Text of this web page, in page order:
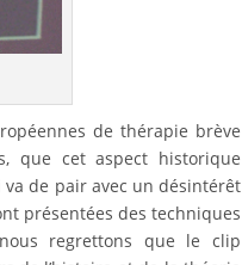
de thérapie brève
que cet aspect historique
de pair avec un désintérêt
présentées des techniques
regrettons que le clip